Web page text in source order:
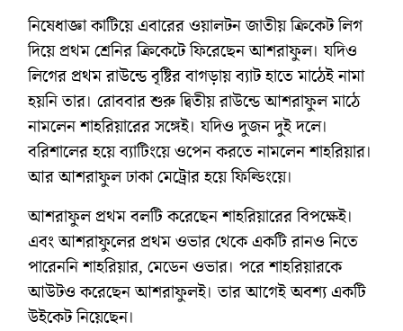
নিষেধাজ্ঞা কাটিয়ে এবারের ওয়ালটন জাতীয় ক্রিকেট লিগ
দিয়ে প্রথম শ্রেনির ক্রিকেটে ফিরেছেন আশরাফুল। যদিও
লিগের প্রথম রাউন্ডে বৃষ্টির বাগড়ায় ব্যাট হাতে মাঠেই নামা
হয়নি তার। রোববার শুরু দ্বিতীয় রাউন্ডে আশরাফুল মাঠে
নামলেন শাহরিয়ারের সঙ্গেই। যদিও দুজন দুই দলে।
বরিশালের হয়ে ব্যাটিংয়ে ওপেন করতে নামলেন শাহরিয়ার।
আর আশরাফুল ঢাকা মেট্রোর হয়ে ফিল্ডিংয়ে।
আশরাফুল প্রথম বলটি করেছেন শাহরিয়ারের বিপক্ষেই।
এবং আশরাফুলের প্রথম ওভার থেকে একটি রানও নিতে
পারেননি শাহরিয়ার, মেডেন ওভার। পরে শাহরিয়ারকে
আউটও করেছেন আশরাফুলই। তার আগেই অবশ্য একটি
উইকেট নিয়েছেন।